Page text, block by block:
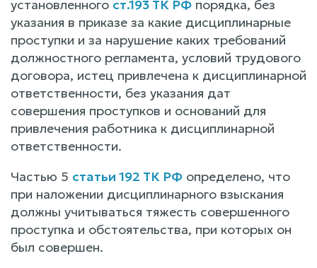
установленного ст.193 ТК РФ порядка, без
указания в приказе за какие дисциплинарные
проступки и за нарушение каких требований
должностного регламента, условий трудового
договора, истец привлечена к дисциплинарной
ответственности, без указания дат
совершения проступков и оснований для
привлечения работника к дисциплинарной
ответственности.
Частью 5 статьи 192 ТК РФ определено, что
при наложении дисциплинарного взыскания
должны учитываться тяжесть совершенного
проступка и обстоятельства, при которых он
был совершен.